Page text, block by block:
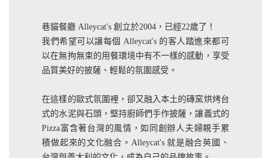
巷貓餐廳 Alleycat's 創立於2004，已經22歲了！
我們希望可以讓每個 Alleycat's 的客人踏進來都可
以在無拘無束的用餐環境中有不一樣的感動，享受
品質美好的披薩、輕鬆的氛圍感受。
在這樣的歐式氛圍裡，卻又融入本土的磚窯烘烤台
式的水泥與石頭，堅持廚師們手作披薩，讓義式的
Pizza富含著台灣的風情，如同創辦人夫婦親手累
積做起來的文化融合。Alleycat's 就是融合英國、